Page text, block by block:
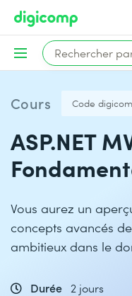
Cours Code
ASP.NET
Vous aurez un
concepts avancés
ambitieux dans le
Durée
2 jours